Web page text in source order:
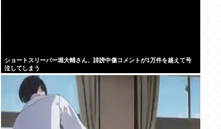
ショートスリーパー堀大輔さん、誹謗中傷コメントが1万件を越えて号
泣してしまう